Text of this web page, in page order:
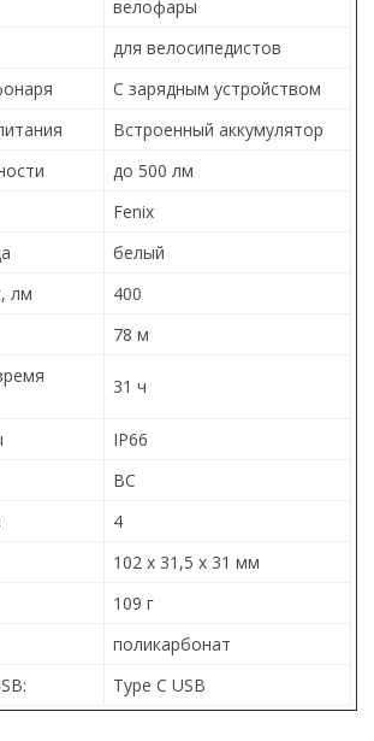
велофары
для велосипедистов
С зарядным устройством
Встроенный аккумулятор
до 500 лм
Fenix
белый
лм
400
78 м
31 ч
IP66
BC
4
102 x 31,5 x 31 мм
109 г
поликарбонат
Type C USB